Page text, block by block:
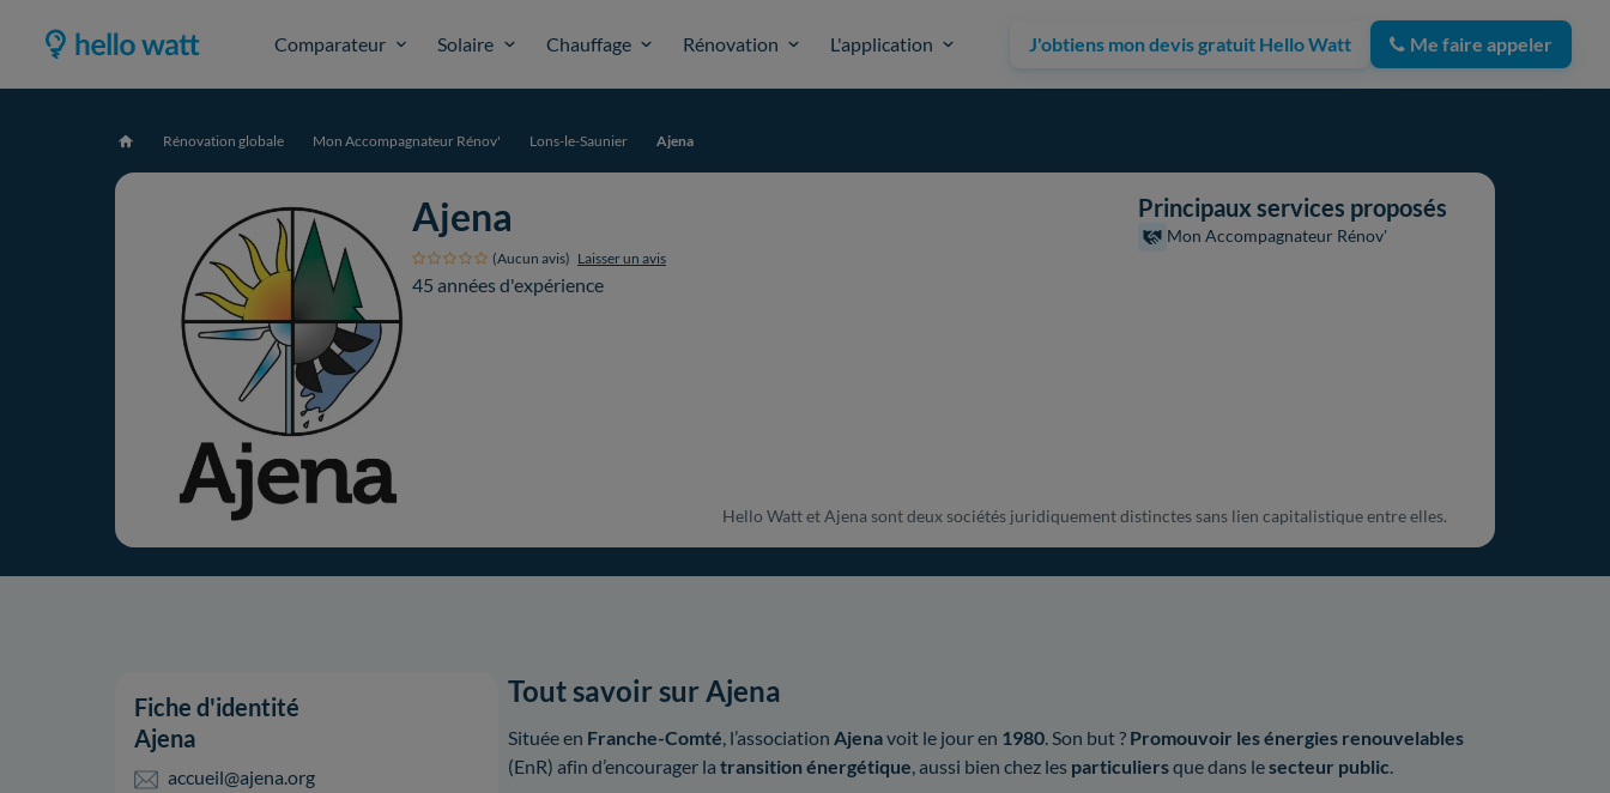
Comparateur Solaire Chauffage Rénovation L'application J'obtiens mon devis gratuit Hello Watt Me faire appeler
Accueil Rénovation globale Mon Accompagnateur Rénov' Lons-le-Saunier Ajena
Ajena
(Aucun avis) Laisser un avis
45 années d'expérience
Principaux services proposés
Mon Accompagnateur Rénov'
Hello Watt et Ajena sont deux sociétés juridiquement distinctes sans lien capitalistique entre elles.
Fiche d'identité
Ajena
accueil@ajena.org
Tout savoir sur Ajena
Située en Franche-Comté, l’association Ajenavoit le jour en 1980. Son but ? Promouvoir les énergies renouvelables
(EnR) afin d’encourager la transition énergétique, aussi bien chez les particuliersque dans lesecteur public.